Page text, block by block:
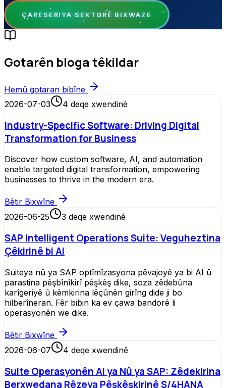
ÇARESERIYA SEKTORÊ BIXWAZE
Gotarên bloga têkildar
Hemû gotaran bibîne
2026-07-03
4 deqe xwendinê
Industry-Specific Software: Driving Digital
Transformation for Business
Discover how custom software, AI, and automation
enable targeted digital transformation, empowering
businesses to thrive in the modern era.
Bêtir Bixwîne
2026-06-25
3 deqe xwendinê
SAP Intelligent Operations Suite: Veguheztina
Çêkirinê bi AI
Suiteya nû ya SAP optîmîzasyona pêvajoyê ya bi AI û
parastina pêşbînîkirî pêşkêş dike, soza zêdebûna
karîgeriyê û kêmkirina lêçûnên girîng dide ji bo
hilberîneran. Fêr bibin ka ev çawa bandorê li
operasyonên we dike.
Bêtir Bixwîne
2026-06-07
4 deqe xwendinê
Suite Operasyonên AI ya Nû ya SAP: Zêdekirina
Berxwedana Rêzeya Pêşkêşkirinê S/4HANA